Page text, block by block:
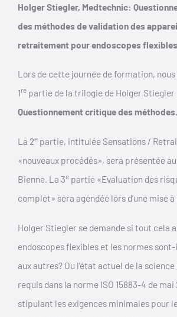
Holger Stiegler, Medtechnic:
des méthodes de validation des
retraitement pour endoscopes flexibles
Lors de cette journée de formation, nous
1re partie de la trilogie de Holger Stiegler
Questionnement critique des méthodes.
La 2e partie, intitulée Sensations /
«nouveaux procédés», sera présentée
Bienne. La 3e partie «Evaluation des
complet» sera agendée lors d’une mise
Holger Stiegler se demande si tout cela
endoscopes flexibles et les normes
aux autres? Ou l’état actuel de la
requis dans la norme ISO 15883-4 de mai
stipulant les exigences minimales pour